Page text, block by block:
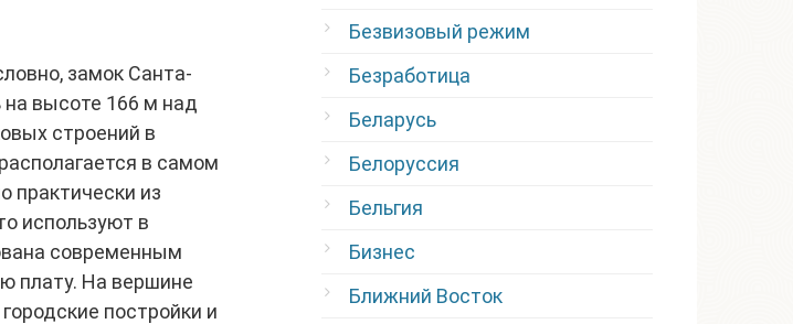
замок Санта-
на высоте 166 м над
строений в
в самом
практически из
используют в
современным
плату. На вершине
постройки и
Безвизовый режим
Безработица
Беларусь
Белоруссия
Бельгия
Бизнес
Ближний Восток